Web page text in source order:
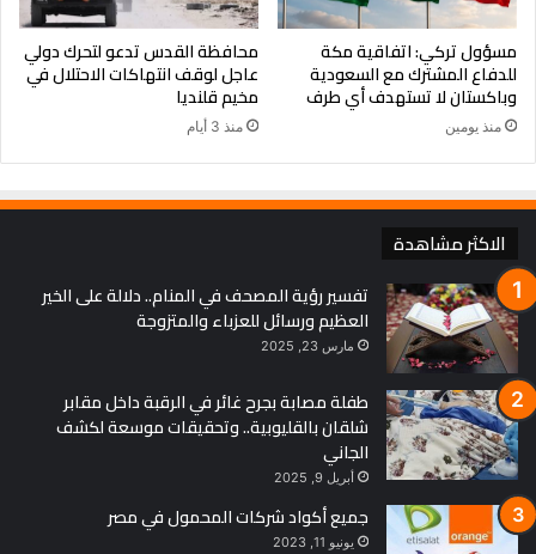
مسؤول تركي: اتفاقية مكة
للدفاع المشترك مع السعودية
وباكستان لا تستهدف أي طرف
منذ يومين
محافظة القدس تدعو لتحرك دولي
عاجل لوقف انتهاكات الاحتلال في
مخيم قلنديا
منذ 3 أيام
الاكثر مشاهدة
تفسير رؤية المصحف في المنام.. دلالة على الخير
العظيم ورسائل للعزباء والمتزوجة
مارس 23, 2025
طفلة مصابة بجرح غائر في الرقبة داخل مقابر
شلقان بالقليوبية.. وتحقيقات موسعة لكشف
الجاني
أبريل 9, 2025
جميع أكواد شركات المحمول في مصر
يونيو 11, 2023